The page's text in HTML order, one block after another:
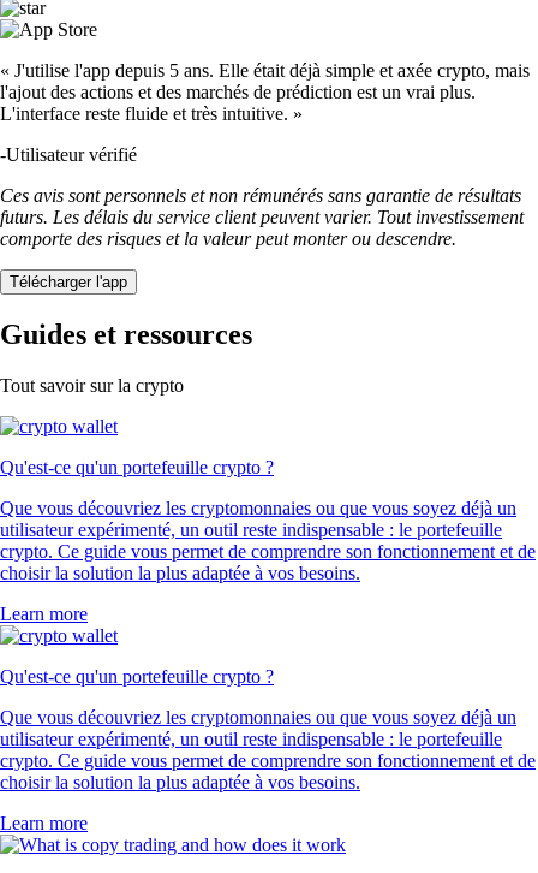
« J'utilise l'app depuis 5 ans. Elle était déjà simple et axée crypto, mais
l'ajout des actions et des marchés de prédiction est un vrai plus.
L'interface reste fluide et très intuitive. »
-Utilisateur vérifié
Ces avis sont personnels et non rémunérés sans garantie de résultats
futurs. Les délais du service client peuvent varier. Tout investissement
comporte des risques et la valeur peut monter ou descendre.
Télécharger l'app
Guides et ressources
Tout savoir sur la crypto
Qu'est-ce qu'un portefeuille crypto ?
Que vous découvriez les cryptomonnaies ou que vous soyez déjà un
utilisateur expérimenté, un outil reste indispensable : le portefeuille
crypto. Ce guide vous permet de comprendre son fonctionnement et de
choisir la solution la plus adaptée à vos besoins.
Learn more
Qu'est-ce qu'un portefeuille crypto ?
Que vous découvriez les cryptomonnaies ou que vous soyez déjà un
utilisateur expérimenté, un outil reste indispensable : le portefeuille
crypto. Ce guide vous permet de comprendre son fonctionnement et de
choisir la solution la plus adaptée à vos besoins.
Learn more